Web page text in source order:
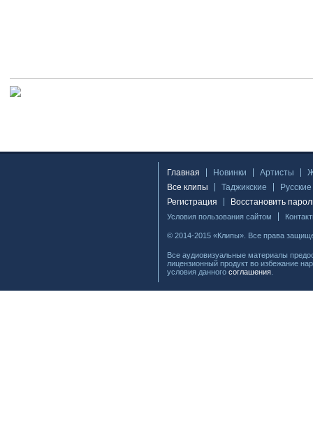
Главная Новинки Артисты
Все клипы
Таджикские
Русские
Регистрация
Восстановить
Условия пользования сайтом
© 2014-2015 «Клипы». Все права
Все аудиовизуальные материалы
лицензионный продукт во избежание
условия данного соглашения